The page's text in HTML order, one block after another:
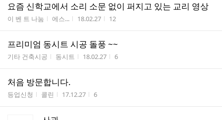
요즘 신학교에서 소리 소문 없이 퍼지고 있는 교리 영상
게시판명
이 벤 트 나눔 작성자
에스... 작성시간
18.02.27 조회수
12
프리미엄 동시트 시공 돌풍 ~~
게시판명
기타 건축시공 작성자
동시트 작성시간
18.02.27 조회수
6
처음 방문합니다.
게시판명
등업신청 작성자
콜린 작성시간
17.12.27 조회수
6